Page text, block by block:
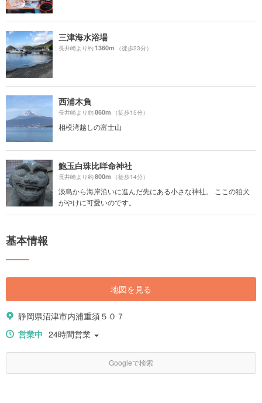
三津海水浴場
長井崎より約1360m （徒歩23分）
西浦木負
長井崎より約860m （徒歩15分）
相模湾越しの富士山
鮑玉白珠比咩命神社
長井崎より約800m （徒歩14分）
淡島から海岸沿いに進んだ先にある小さな神社。 ここの狛犬
がやけに可愛いのです。
基本情報
地図を見る
静岡県沼津市内浦重須５０７
営業中 24時間営業
Googleで検索